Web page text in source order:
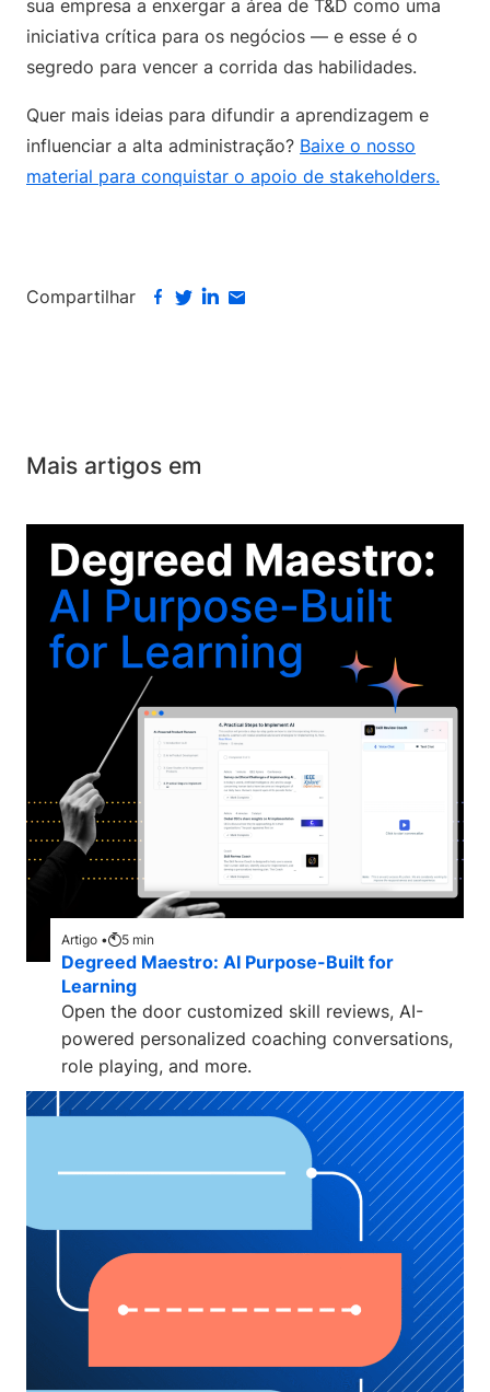
sua empresa a enxergar a área de T&D como uma
iniciativa crítica para os negócios — e esse é o
segredo para vencer a corrida das habilidades.
Quer mais ideias para difundir a aprendizagem e
influenciar a alta administração? Baixe o nosso
material para conquistar o apoio de stakeholders.
Compartilhar
Mais artigos em
Artigo • 5 min
Degreed Maestro: AI Purpose-Built for
Learning
Open the door customized skill reviews, AI-
powered personalized coaching conversations,
role playing, and more.